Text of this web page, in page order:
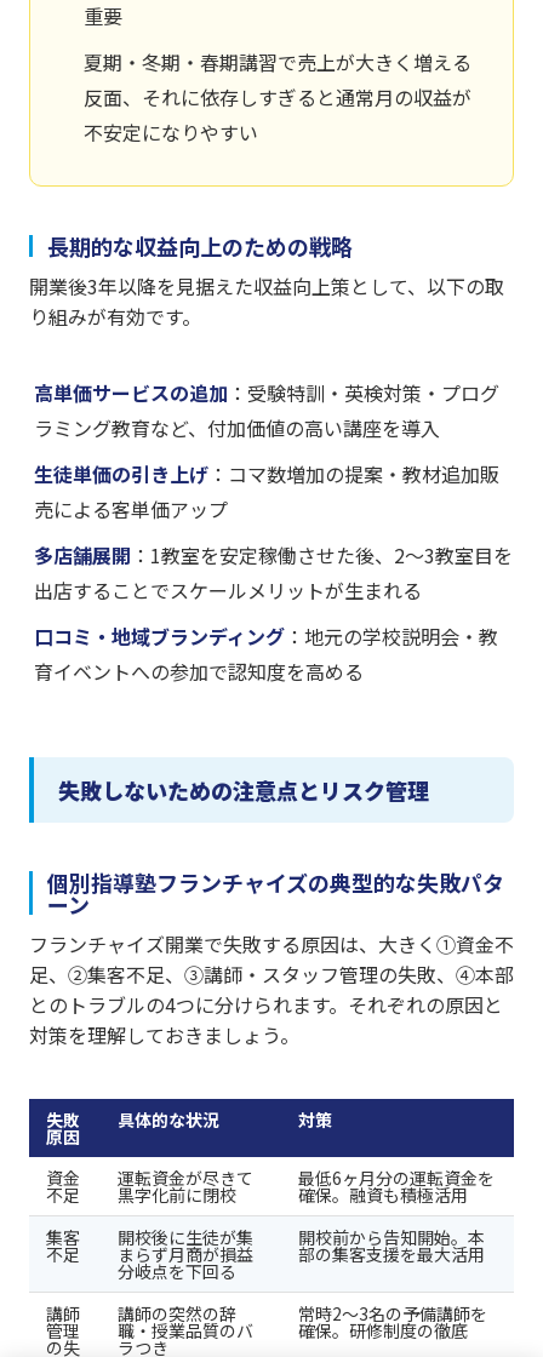
重要
夏期・冬期・春期講習で売上が大きく増える
反面、それに依存しすぎると通常月の収益が
不安定になりやすい
長期的な収益向上のための戦略
開業後3年以降を見据えた収益向上策として、以下の取
り組みが有効です。
高単価サービスの追加 ：受験特訓・英検対策・プログ
ラミング教育など、付加価値の高い講座を導入
生徒単価の引き上げ ：コマ数増加の提案・教材追加販
売による客単価アップ
多店舗展開 ：1教室を安定稼働させた後、2〜3教室目を
出店することでスケールメリットが生まれる
口コミ・地域ブランディング ：地元の学校説明会・教
育イベントへの参加で認知度を高める
失敗しないための注意点とリスク管理
個別指導塾フランチャイズの典型的な失敗パタ
ーン
フランチャイズ開業で失敗する原因は、大きく①資金不
足、②集客不足、③講師・スタッフ管理の失敗、④本部
とのトラブルの4つに分けられます。それぞれの原因と
対策を理解しておきましょう。
失敗
原因
具体的な状況 対策
資金
不足
運転資金が尽きて
黒字化前に閉校
最低6ヶ月分の運転資金を
確保。融資も積極活用
集客
不足
開校後に生徒が集
まらず月商が損益
分岐点を下回る
開校前から告知開始。本
部の集客支援を最大活用
講師
管理
の失
講師の突然の辞
職・授業品質のバ
ラつき
常時2〜3名の予備講師を
確保。研修制度の徹底